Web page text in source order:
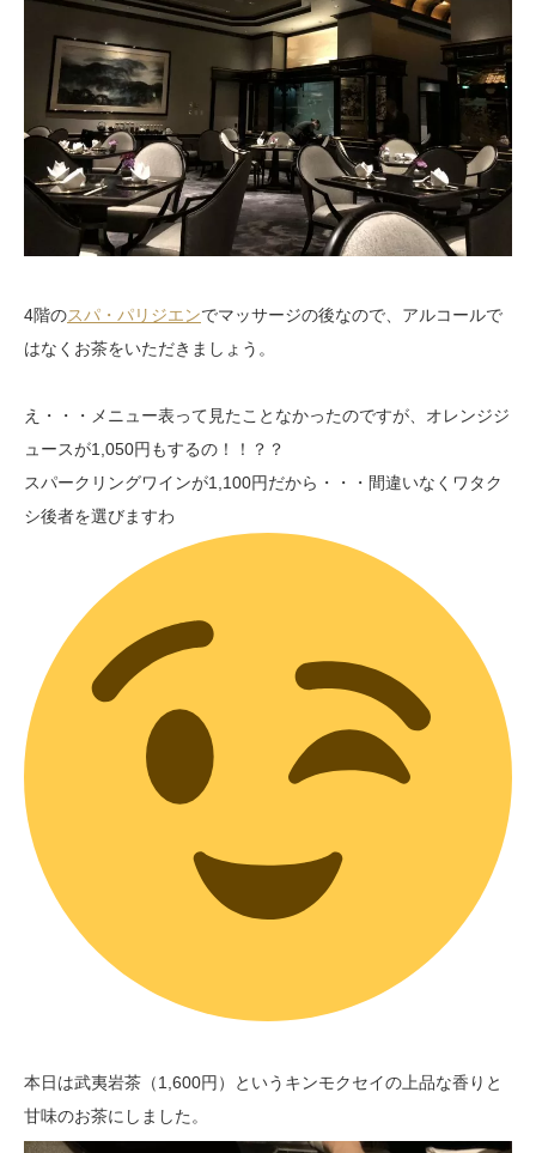
4階のスパ・パリジエンでマッサージの後なので、アルコールで
はなくお茶をいただきましょう。
え・・・メニュー表って見たことなかったのですが、オレンジジ
ュースが1,050円もするの！！？？
スパークリングワインが1,100円だから・・・間違いなくワタク
シ後者を選びますわ
本日は武夷岩茶（1,600円）というキンモクセイの上品な香りと
甘味のお茶にしました。